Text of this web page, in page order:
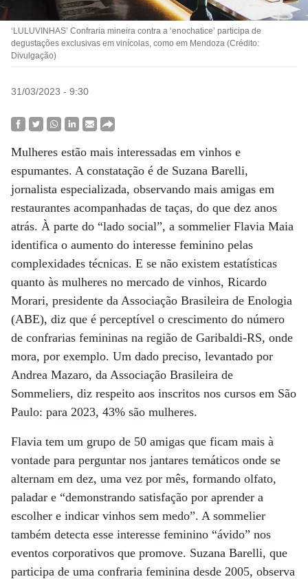
‘LULUVINHAS’ Confraria mineira contra a ‘enochatice’ participa de
degustações exclusivas em vinícolas, como em Mendoza (Crédito:
Divulgação)
31/03/2023 - 9:30
Mulheres estão mais interessadas em vinhos e
espumantes. A constatação é de Suzana Barelli,
jornalista especializada, observando mais amigas em
restaurantes acompanhadas de taças, do que dez anos
atrás. À parte do “lado social”, a sommelier Flavia Maia
identifica o aumento do interesse feminino pelas
complexidades técnicas. E se não existem estatísticas
quanto às mulheres no mercado de vinhos, Ricardo
Morari, presidente da Associação Brasileira de Enologia
(ABE), diz que é perceptível o crescimento do número
de confrarias femininas na região de Garibaldi-RS, onde
mora, por exemplo. Um dado preciso, levantado por
Andrea Mazaro, da Associação Brasileira de
Sommeliers, diz respeito aos inscritos nos cursos em São
Paulo: para 2023, 43% são mulheres.
Flavia tem um grupo de 50 amigas que ficam mais à
vontade para perguntar nos jantares temáticos onde se
alternam em dez, uma vez por mês, formando olfato,
paladar e “demonstrando satisfação por aprender a
escolher e indicar vinhos sem medo”. A sommelier
também detecta esse interesse feminino “ávido” nos
eventos corporativos que promove. Suzana Barelli, que
participa de uma confraria feminina desde 2005, observa